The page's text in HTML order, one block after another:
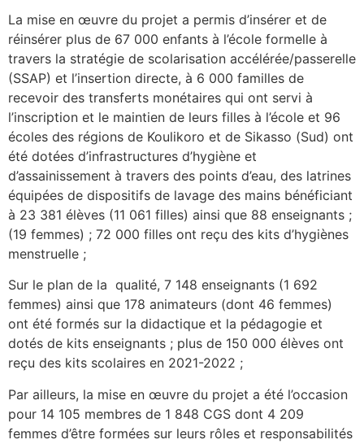
La mise en œuvre du projet a permis d’insérer et de
réinsérer plus de 67 000 enfants à l’école formelle à
travers la stratégie de scolarisation accélérée/passerelle
(SSAP) et l’insertion directe, à 6 000 familles de
recevoir des transferts monétaires qui ont servi à
l’inscription et le maintien de leurs filles à l’école et 96
écoles des régions de Koulikoro et de Sikasso (Sud) ont
été dotées d’infrastructures d’hygiène et
d’assainissement à travers des points d’eau, des latrines
équipées de dispositifs de lavage des mains bénéficiant
à 23 381 élèves (11 061 filles) ainsi que 88 enseignants ;
(19 femmes) ; 72 000 filles ont reçu des kits d’hygiènes
menstruelle ;
Sur le plan de la qualité, 7 148 enseignants (1 692
femmes) ainsi que 178 animateurs (dont 46 femmes)
ont été formés sur la didactique et la pédagogie et
dotés de kits enseignants ; plus de 150 000 élèves ont
reçu des kits scolaires en 2021-2022 ;
Par ailleurs, la mise en œuvre du projet a été l’occasion
pour 14 105 membres de 1 848 CGS dont 4 209
femmes d’être formées sur leurs rôles et responsabilités